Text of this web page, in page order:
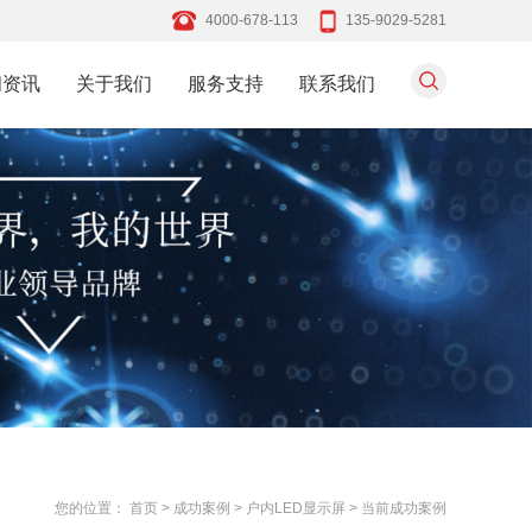
4000-678-113 135-9029-5281
讯 关于我们 服务支持 联系我们
您的位置： 首页 > 成功案例 > 户内LED显示屏 > 当前成功案例